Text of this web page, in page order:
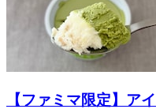
【ファミマ限定】ア